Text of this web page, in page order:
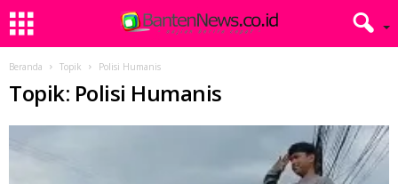
Beranda Topik Polisi Humanis
Topik: Polisi Humanis